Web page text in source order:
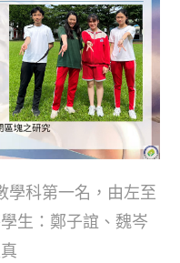
學科第一名，由左至
生：鄭子誼、魏岑